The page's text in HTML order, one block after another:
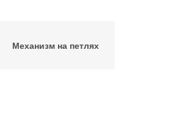
Механизм на петлях